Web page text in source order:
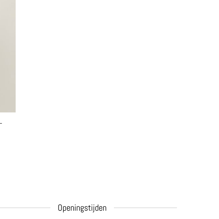
Openingstijden